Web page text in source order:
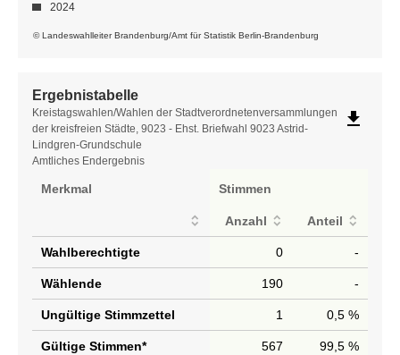
© Landeswahlleiter Brandenburg/Amt für Statistik Berlin-Brandenburg
2024
Ergebnistabelle
Ergebnistabelle
Kreistagswahlen/Wahlen der Stadtverordnetenversammlungen
der kreisfreien Städte, 9023 - Ehst. Briefwahl 9023 Astrid-
Lindgren-Grundschule
Amtliches Endergebnis
file_download
Merkmal Stimmen
Anzahl Anteil
Wahlberechtigte 0 -
Wählende 190 -
Ungültige Stimmzettel 1 0,5 %
Gültige Stimmen* 567 99,5 %